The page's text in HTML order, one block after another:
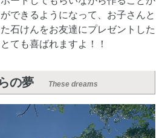
できるようになって、お子さんと
石けんをお友達にプレゼントした
ても喜ばれますよ！！
の夢 These dreams